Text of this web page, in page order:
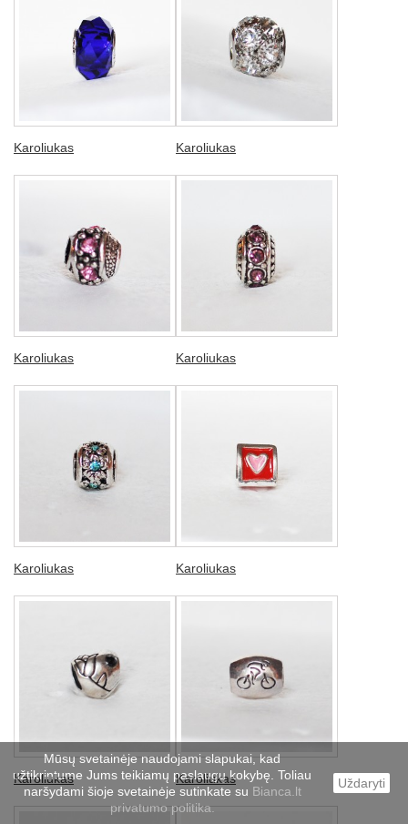
Karoliukas Karoliukas
Karoliukas Karoliukas
Karoliukas Karoliukas
Karoliukas Karoliukas
Mūsų svetainėje naudojami slapukai, kad
užtikrintume Jums teikiamų paslaugų kokybę. Toliau
naršydami šioje svetainėje sutinkate su Bianca.lt
privatumo politika.
Uždaryti